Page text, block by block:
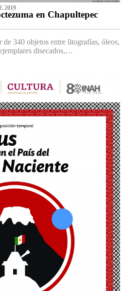
2019
en Chapultepec
de 340 objetos entre litografías, óleos,
disecados,…